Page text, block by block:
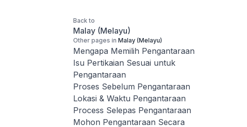
Back to
Malay (Melayu)
Other pages in Malay (Melayu)
Mengapa Memilih Pengantaraan
Isu Pertikaian Sesuai untuk
Pengantaraan
Proses Sebelum Pengantaraan
Lokasi & Waktu Pengantaraan
Process Selepas Pengantaraan
Mohon Pengantaraan Secara